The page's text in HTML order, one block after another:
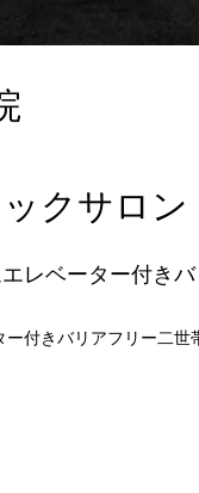
クサロン
レベーター付き
付きバリアフリー二世